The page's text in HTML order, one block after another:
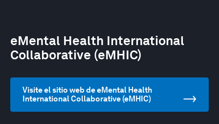
eMental Health International
Collaborative (eMHIC)
Visite el sitio web de eMental Health
International Collaborative (eMHIC)